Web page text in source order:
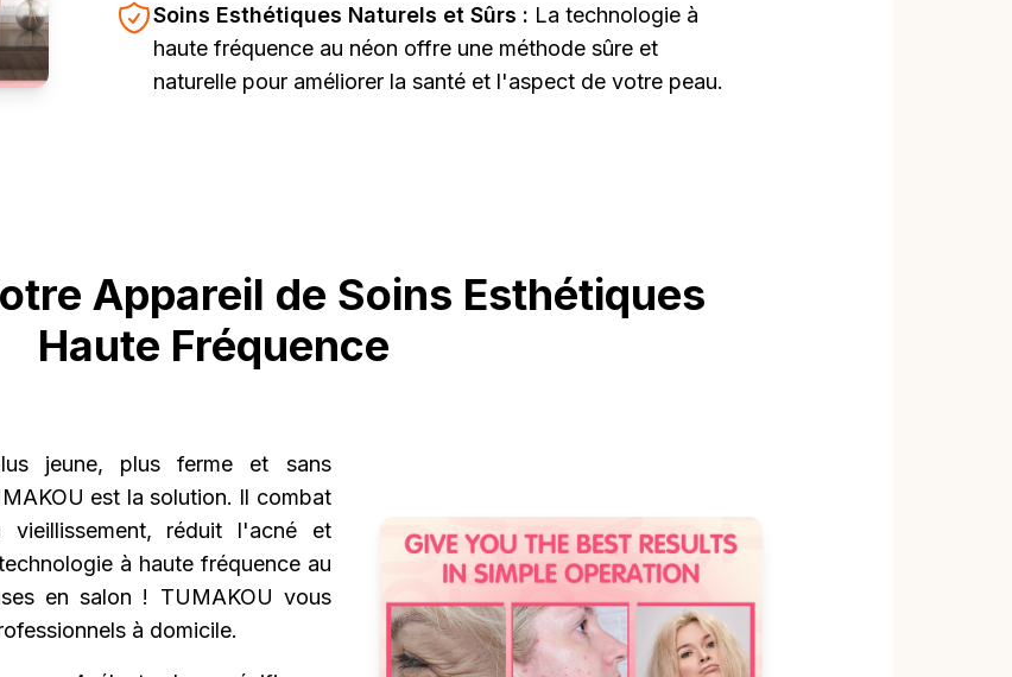
Soins Esthétiques Naturels et Sûrs : La technologie à
haute fréquence au néon offre une méthode sûre et
naturelle pour améliorer la santé et l'aspect de votre peau.
Appareil de Soins Esthétiques
Haute Fréquence
jeune, plus ferme et sans
est la solution. Il combat
réduit l'acné et
à haute fréquence au
en salon ! TUMAKOU vous
à domicile.